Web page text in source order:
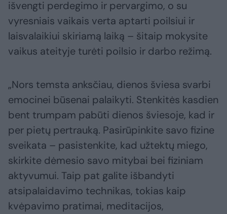
išvengti perdegimo ir pervargimo, o su
vyresniais vaikais verta aptarti poilsiui ir
laisvalaikiui skiriamą laiką – šitaip mokysite
vaikus ateityje turėti poilsio ir darbo režimą.
„Nors temsta anksčiau, dienos šviesa svarbi
emocinei būsenai palaikyti. Stenkitės kasdien
bent trumpam pabūti dienos šviesoje, kad ir
per pietų pertrauką. Pasirūpinkite savo fizine
sveikata – pasistenkite, kad užtektų miego,
skirkite dėmesio savo mitybai bei fiziniam
aktyvumui. Taip pat galite išbandyti
atsipalaidavimo technikas, tokias kaip
kvėpavimo pratimai, meditacijos,